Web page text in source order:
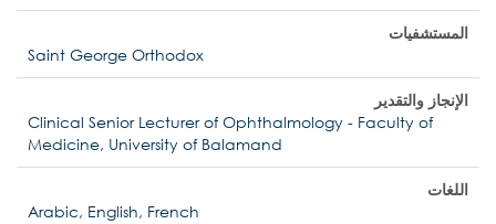
المستشفيات
Saint George Orthodox
الإنجاز والتقدير
Clinical Senior Lecturer of Ophthalmology - Faculty of
Medicine, University of Balamand
اللغات
Arabic, English, French